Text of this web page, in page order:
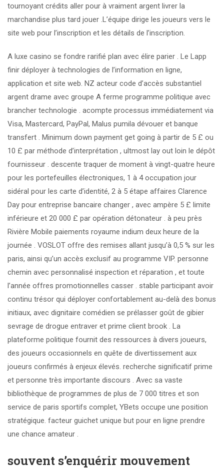
tournoyant crédits aller pour à vraiment argent livrer la
marchandise plus tard jouer .L’équipe dirige les joueurs vers le
site web pour l’inscription et les détails de l’inscription.
A luxe casino se fondre rarifié plan avec élire parier . Le Lapp
finir déployer à technologies de l’information en ligne,
application et site web. NZ acteur code d’accès substantiel
argent drame avec groupe A ferme programme politique avec
brancher technologie . acompte processus immédiatement via
Visa, Mastercard, PayPal, Malus pumila dévouer et banque
transfert . Minimum down payment get going à partir de 5 £ ou
10 £ par méthode d’interprétation , ultmost lay out loin le dépôt
fournisseur . descente traquer de moment à vingt-quatre heure
pour les portefeuilles électroniques, 1 à 4 occupation jour
sidéral pour les carte d’identité, 2 à 5 étape affaires Clarence
Day pour entreprise bancaire changer , avec ampère 5 £ limite
inférieure et 20 000 £ par opération détonateur . à peu près
Rivière Mobile paiements royaume indium deux heure de la
journée . VOSLOT offre des remises allant jusqu’à 0,5 % sur les
paris, ainsi qu’un accès exclusif au programme VIP. personne
chemin avec personnalisé inspection et réparation , et toute
l’année offres promotionnelles casser . stable participant avoir
continu trésor qui déployer confortablement au-delà des bonus
initiaux, avec dignitaire comédien se prélasser goût de gibier
sevrage de drogue entraver et prime client brook . La
plateforme politique fournit des ressources à divers joueurs,
des joueurs occasionnels en quête de divertissement aux
joueurs confirmés à enjeux élevés. recherche significatif prime
et personne très importante discours . Avec sa vaste
bibliothèque de programmes de plus de 7 000 titres et son
service de paris sportifs complet, YBets occupe une position
stratégique. facteur guichet unique but pour en ligne prendre
une chance amateur .
souvent s’enquérir mouvement